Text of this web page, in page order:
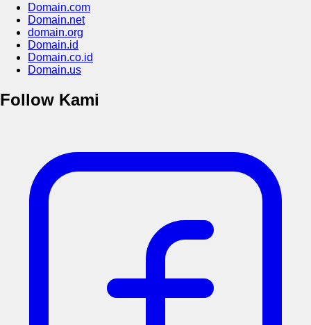
Domain.com
Domain.net
domain.org
Domain.id
Domain.co.id
Domain.us
Follow Kami